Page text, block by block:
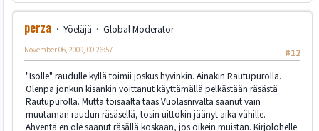
perza Yöeläjä
Global Moderator
#12
November 06, 2009, 00:26:57
"Isolle" raudulle kyllä toimii joskus hyvinkin. Ainakin Rautupurolla.
Olenpa jonkun kisankin voittanut käyttämällä pelkästään räsästä
Rautupurolla. Mutta toisaalta taas Vuolasnivalta saanut vain
muutaman raudun räsäsellä, tosin uittokin jäänyt aika vähille.
Ahventa en ole saanut räsällä koskaan, jos oikein muistan. Kirjolohelle